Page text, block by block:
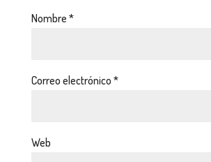
Nombre *
Correo electrónico *
Web